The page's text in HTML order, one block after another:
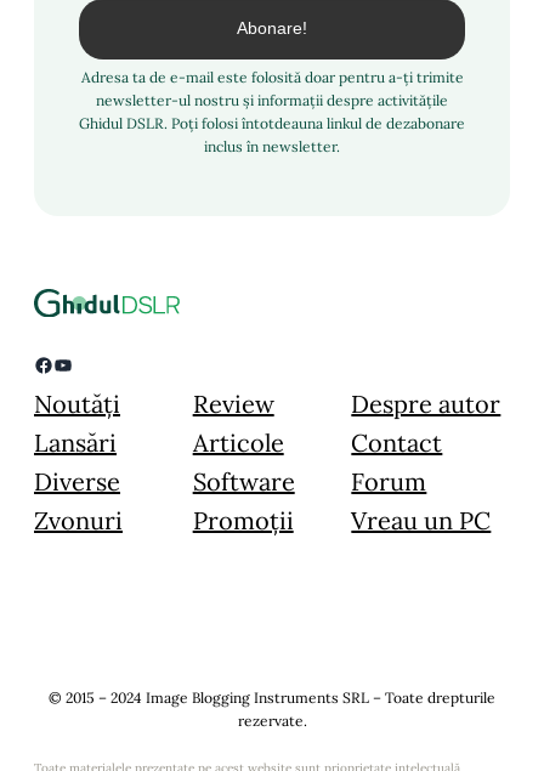
Adresa ta de e-mail este folosită doar pentru a-ți trimite
newsletter-ul nostru și informații despre activitățile
Ghidul DSLR. Poți folosi întotdeauna linkul de dezabonare
inclus în newsletter.
Facebook YouTube
Noutăți
Lansări
Diverse
Zvonuri
Review
Articole
Software
Promoții
Despre autor
Contact
Forum
Vreau un PC
© 2015 – 2024 Image Blogging Instruments SRL – Toate drepturile
rezervate.